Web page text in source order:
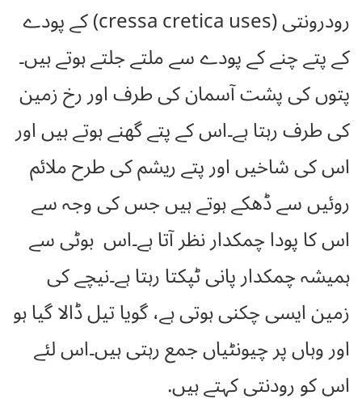
رودرونتی (cressa cretica uses) کے پودے
کے پتے چنے کے پودے سے ملتے جلتے ہوتے ہیں۔
پتوں کی پشت آسمان کی طرف اور رخ زمین
کی طرف رہتا ہے۔اس کے پتے گھنے ہوتے ہیں اور
اس کی شاخیں اور پتے ریشم کی طرح ملائم
روئیں سے ڈھکے ہوتے ہیں جس کی وجہ سے
اس کا پودا چمکدار نظر آتا ہے۔اس بوٹی سے
ہمیشہ چمکدار پانی ٹپکتا رہتا ہے۔نیچے کی
زمین ایسی چکنی ہوتی ہے، گویا تیل ڈالا گیا ہو
اور وہاں پر چیونٹیاں جمع رہتی ہیں۔اس لئے
اس کو رودنتی کہتے ہیں.